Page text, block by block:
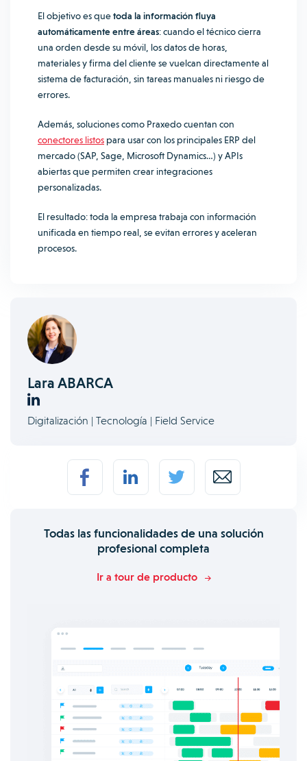
El objetivo es quetoda la información fluya
automáticamente entre áreas: cuando el técnico cierra
una orden desde su móvil, los datos de horas,
materiales y firma del cliente se vuelcan directamente al
sistema de facturación, sin tareas manuales ni riesgo de
errores.
Además, soluciones como Praxedo cuentan con
conectores listos para usar con los principales ERP del
mercado (SAP, Sage, Microsoft Dynamics…) y APIs
abiertas que permiten crear integraciones
personalizadas.
El resultado: toda la empresa trabaja con información
unificada en tiempo real, se evitan errores y aceleran
procesos.
Lara ABARCA
Digitalización | Tecnología | Field Service
Todas las funcionalidades de una solución
profesional completa
Ir a tour de producto